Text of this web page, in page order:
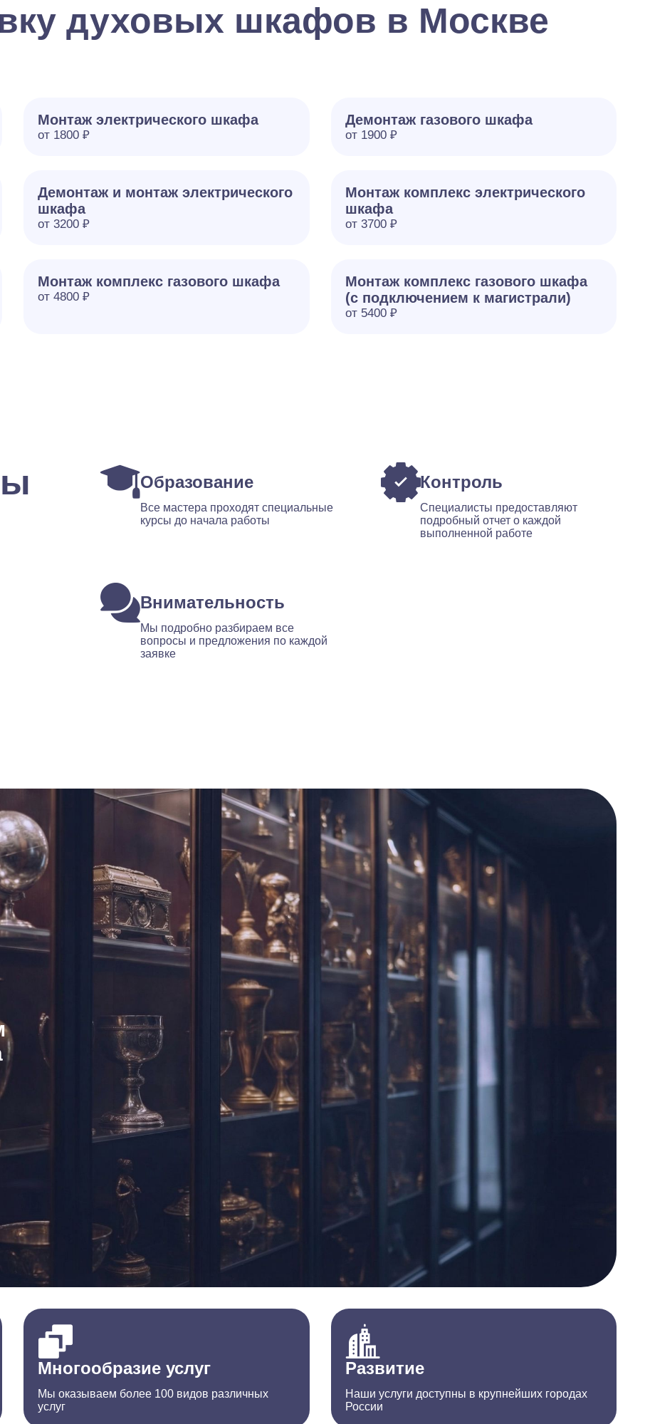
духовых шкафов в Москве
Монтаж электрического шкафа
от 1800 ₽
Демонтаж газового шкафа
от 1900 ₽
Демонтаж и монтаж электрического
шкафа
от 3200 ₽
Монтаж комплекс электрического
шкафа
от 3700 ₽
Монтаж комплекс газового шкафа
от 4800 ₽
Монтаж комплекс газового шкафа
(с подключением к магистрали)
от 5400 ₽
Образование
Все мастера проходят специальные
курсы до начала работы
Контроль
Специалисты предоставляют
подробный отчет о каждой
выполненной работе
Внимательность
Мы подробно разбираем все
вопросы и предложения по каждой
заявке
Многообразие услуг
Мы оказываем более 100 видов различных
услуг
Развитие
Наши услуги доступны в крупнейших городах
России